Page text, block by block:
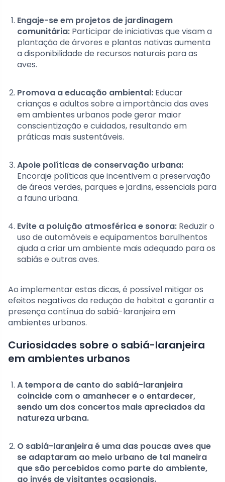
Engaje-se em projetos de jardinagem
comunitária: Participar de iniciativas que visam a
plantação de árvores e plantas nativas aumenta
a disponibilidade de recursos naturais para as
aves.
Promova a educação ambiental: Educar
crianças e adultos sobre a importância das aves
em ambientes urbanos pode gerar maior
conscientização e cuidados, resultando em
práticas mais sustentáveis.
Apoie políticas de conservação urbana:
Encoraje políticas que incentivem a preservação
de áreas verdes, parques e jardins, essenciais para
a fauna urbana.
Evite a poluição atmosférica e sonora: Reduzir o
uso de automóveis e equipamentos barulhentos
ajuda a criar um ambiente mais adequado para os
sabiás e outras aves.
Ao implementar estas dicas, é possível mitigar os
efeitos negativos da redução de habitat e garantir a
presença contínua do sabiá-laranjeira em
ambientes urbanos.
Curiosidades sobre o sabiá-laranjeira
em ambientes urbanos
A tempora de canto do sabiá-laranjeira
coincide com o amanhecer e o entardecer,
sendo um dos concertos mais apreciados da
natureza urbana.
O sabiá-laranjeira é uma das poucas aves que
se adaptaram ao meio urbano de tal maneira
que são percebidos como parte do ambiente,
ao invés de visitantes ocasionais.